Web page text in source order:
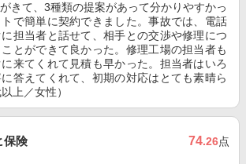
きて、3種類の提案があって分かりやすかっ
で簡単に契約できました。事故では、電話
担当者と話せて、相手との交渉や修理につ
とができて良かった。修理工場の担当者も
来てくれて見積も早かった。担当者はいろ
答えてくれて、初期の対応はとても素晴ら
上／女性）
保険 74.26点